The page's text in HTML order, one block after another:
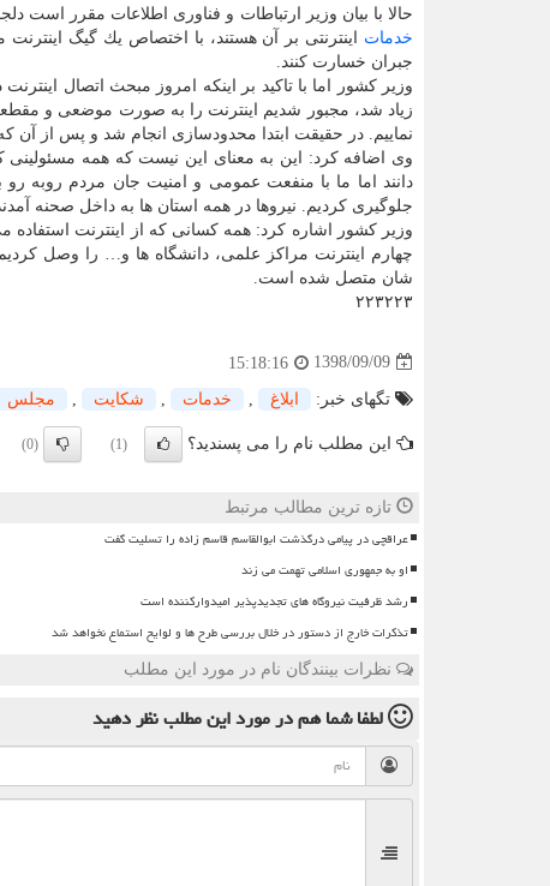
حالا با بیان وزیر ارتباطات و فناوری اطلاعات مقرر است
خدمات اینترنتی بر آن هستند، با اختصاص یك گیگ
جبران خسارت كنند.
وزیر كشور اما با تاكید بر اینكه امروز مبحث اتصال
زیاد شد، مجبور شدیم اینترنت را به صورت موضعی و
نماییم. در حقیقت ابتدا محدودسازی انجام شد و پس از
وی اضافه كرد: این به معنای این نیست كه همه مسئولینی
دانند اما ما با منفعت عمومی و امنیت جان مردم روبه رو
جلوگیری كردیم. نیروها در همه استان ها به داخل صحنه
وزیر كشور اشاره كرد: همه كسانی كه از اینترنت استفاده
شان متصل شده است.
۲۲۳۲۲۳
1398/09/09
15:18:16
تگهای خبر: ابلاغ خدمات شكایت مجلس
این مطلب نام را می پسندید؟ (1)
(0)
تازه ترین مطالب مرتبط
عراقچی در پیامی درگذشت ابوالقاسم قاسم زاده را تسلیت گفت
او به جمهوری اسلامی تهمت می زند
رشد ظرفیت نیروگاه های تجدیدپذیر امیدوارکننده است
تذکرات خارج از دستور در خلال بررسی طرح ها و لوایح استماع نخواهد شد
نظرات بینندگان نام در مورد این مطلب
لطفا شما همدر مورد این مطلبنظر دهید